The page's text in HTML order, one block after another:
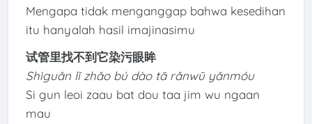
Mengapa tidak menganggap bahwa kesedihan
itu hanyalah hasil imajinasimu
试管里找不到它染污眼眸
Shìguǎn lǐ zhǎo bú dào tā rǎnwū yǎnmóu
Si gun leoi zaau bat dou taa jim wu ngaan
mau